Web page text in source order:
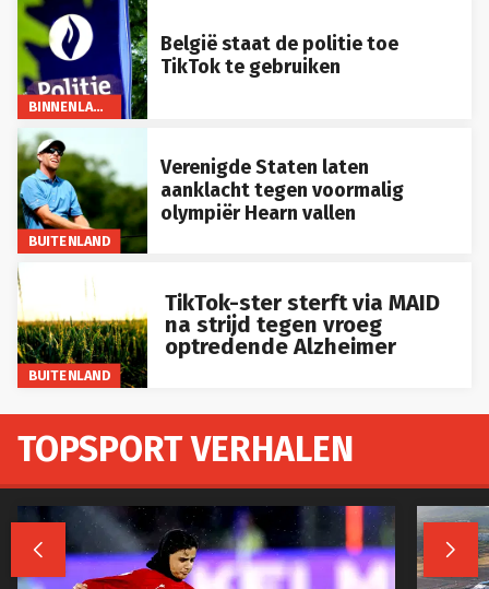
BINNENLAND
België staat de politie toe
TikTok te gebruiken
BUITENLAND
Verenigde Staten laten
aanklacht tegen voormalig
olympiër Hearn vallen
BUITENLAND
TikTok-ster sterft via MAID
na strijd tegen vroeg
optredende Alzheimer
TOPSPORT VERHALEN
 